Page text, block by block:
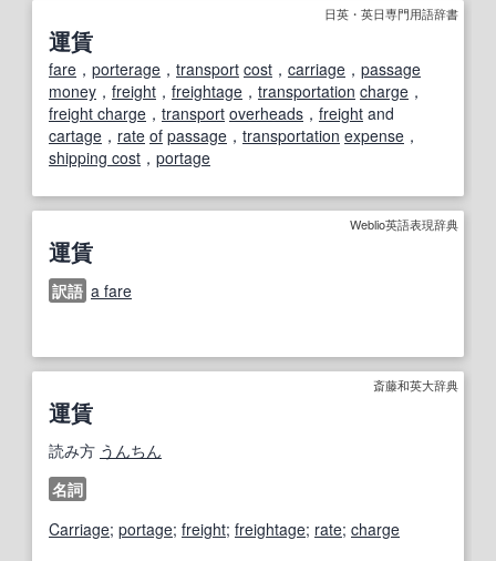
日英・英日専門用語辞書
運賃
fare ， porterage ， transport cost ， carriage ， passage
money ， freight ， freightage ， transportation charge ，
freight charge ， transport overheads ， freight and
cartage ， rate of passage ， transportation expense ，
shipping cost ， portage
Weblio英語表現辞典
運賃
訳語 a fare
斎藤和英大辞典
運賃
読み方 うんちん
名詞
Carriage; portage; freight; freightage; rate; charge